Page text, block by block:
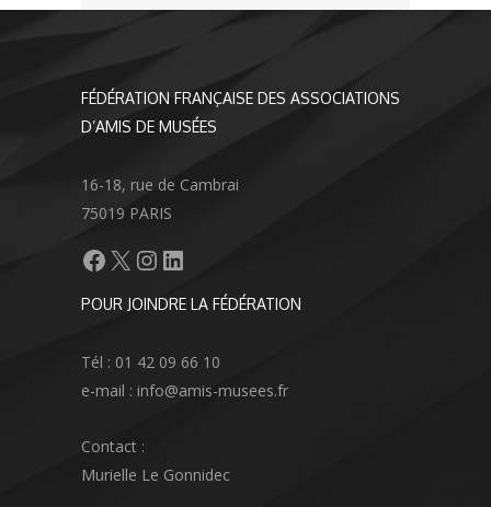
FÉDÉRATION FRANÇAISE DES ASSOCIATIONS
D’AMIS DE MUSÉES
16-18, rue de Cambrai
75019 PARIS
Facebook
X Instagram
LinkedIn
POUR JOINDRE LA FÉDÉRATION
Tél : 01 42 09 66 10
e-mail : info@amis-musees.fr
Contact :
Murielle Le Gonnidec